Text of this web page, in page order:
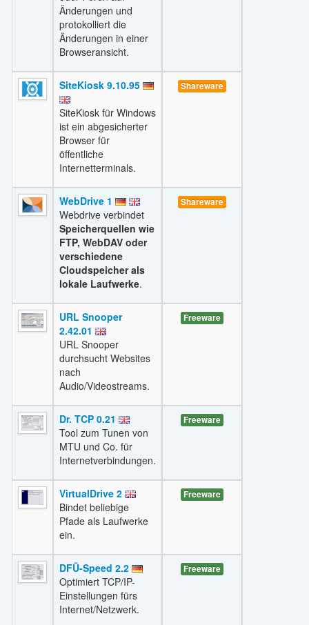
Änderungen und
protokolliert die
Änderungen in einer
Browseransicht.
SiteKiosk 9.10.95
SiteKiosk für Windows
ist ein abgesicherter
Browser für
öffentliche
Internetterminals.
Shareware
WebDrive 1
Webdrive verbindet
Speicherquellen wie
FTP, WebDAV oder
verschiedene
Cloudspeicher als
lokale Laufwerke.
Shareware
URL Snooper
2.42.01
URL Snooper
durchsucht Websites
nach
Audio/Videostreams.
Freeware
Dr. TCP 0.21
Tool zum Tunen von
MTU und Co. für
Internetverbindungen.
Freeware
VirtualDrive 2
Bindet beliebige
Pfade als Laufwerke
ein.
Freeware
DFÜ-Speed 2.2
Optimiert TCP/IP-
Einstellungen fürs
Internet/Netzwerk.
Freeware